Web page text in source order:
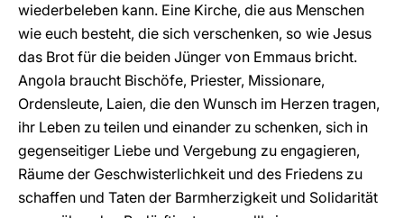
wiederbeleben kann. Eine Kirche, die aus Menschen
wie euch besteht, die sich verschenken, so wie Jesus
das Brot für die beiden Jünger von Emmaus bricht.
Angola braucht Bischöfe, Priester, Missionare,
Ordensleute, Laien, die den Wunsch im Herzen tragen,
ihr Leben zu teilen und einander zu schenken, sich in
gegenseitiger Liebe und Vergebung zu engagieren,
Räume der Geschwisterlichkeit und des Friedens zu
schaffen und Taten der Barmherzigkeit und Solidarität